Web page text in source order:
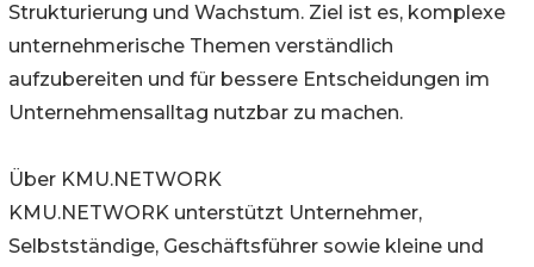
Strukturierung und Wachstum. Ziel ist es, komplexe
unternehmerische Themen verständlich
aufzubereiten und für bessere Entscheidungen im
Unternehmensalltag nutzbar zu machen.
Über KMU.NETWORK
KMU.NETWORK unterstützt Unternehmer,
Selbstständige, Geschäftsführer sowie kleine und